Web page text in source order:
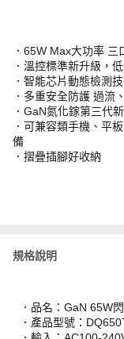
．65W Max大功率
．溫控標準新升級，
．智能芯片動態檢測
．多重安全防護 過流
．GaN氮化鎵第三代
．可兼容類手機、平
備
．摺疊插腳好收納
規格說明
．品名：GaN 65W
．產品型號：